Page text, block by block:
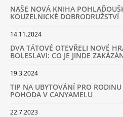
NAŠE NOVÁ KNIHA
KOUZELNICKÉ DOBRODRUŽSTVÍ
14.11.2024
DVA TÁTOVÉ OTEVŘELI NOVÉ
BOLESLAVI: CO JE JINDE
19.3.2024
TIP NA UBYTOVÁNÍ PRO
POHODA V CANYAMELU
22.7.2023